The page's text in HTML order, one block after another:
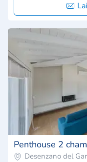
Penthouse 2
Desenzano del